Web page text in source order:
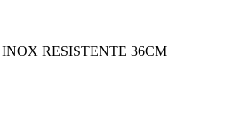
RESISTENTE 36CM